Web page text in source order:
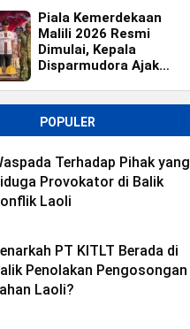
Piala Kemerdekaan
Malili 2026 Resmi
Dimulai, Kepala
Disparmudora Ajak
POPULER
Terhadap Pihak yang
Provokator di Balik
Laoli
PT KITLT Berada di
Penolakan Pengosongan
Laoli?